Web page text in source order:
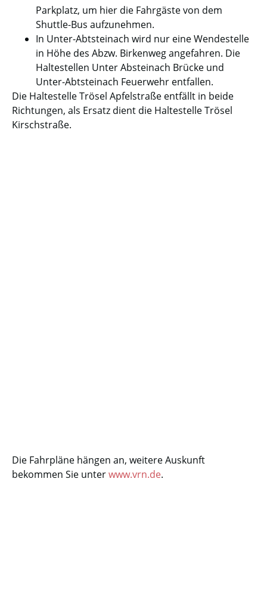
Parkplatz, um hier die Fahrgäste von dem
Shuttle-Bus aufzunehmen.
In Unter-Abtsteinach wird nur eine Wendestelle
in Höhe des Abzw. Birkenweg angefahren. Die
Haltestellen Unter Absteinach Brücke und
Unter-Abtsteinach Feuerwehr entfallen.
Die Haltestelle Trösel Apfelstraße entfällt in beide
Richtungen, als Ersatz dient die Haltestelle Trösel
Kirschstraße.
Die Fahrpläne hängen an, weitere Auskunft
bekommen Sie unterwww.vrn.de.